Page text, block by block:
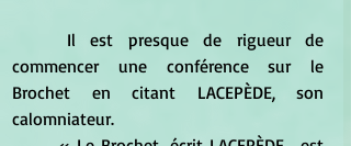
commencer une conférence sur le
Brochet en citant LACEPÈDE, son
calomniateur.